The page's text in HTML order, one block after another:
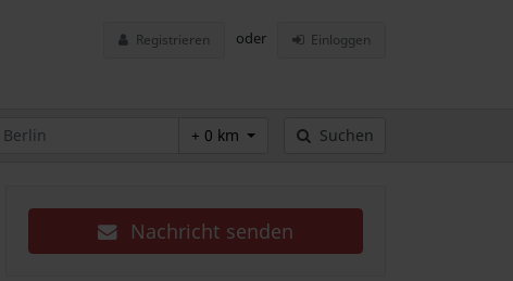
Registrieren oder Einloggen
+ 0 km Suchen
Nachricht senden